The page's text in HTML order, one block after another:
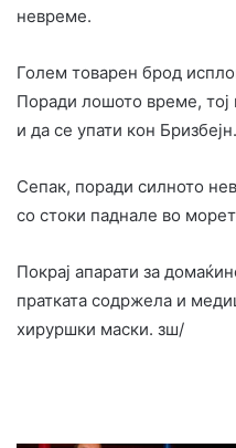
невреме.
Голем товарен брод
Поради лошото време,
и да се упати кон Бризбејн.
Сепак, поради силното
со стоки паднале во
Покрај апарати за
пратката содржела и
хируршки маски. зш/